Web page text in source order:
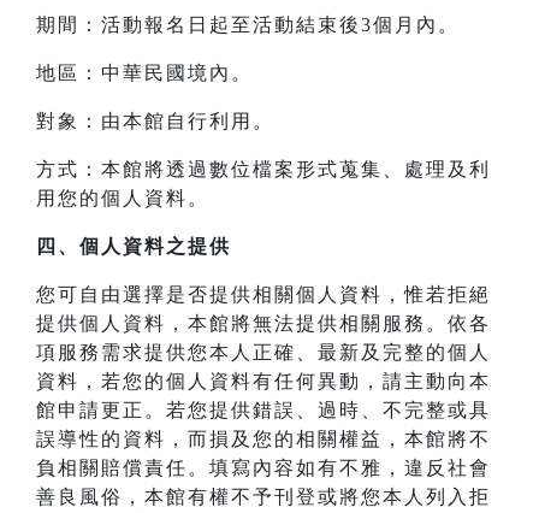
期間：活動報名日起至活動結束後3個月內。
地區：中華民國境內。
對象：由本館自行利用。
方式：本館將透過數位檔案形式蒐集、處理及利
用您的個人資料。
四、 個人資料之提供
您可自由選擇是否提供相關個人資料，惟若拒絕
提供個人資料，本館將無法提供相關服務。依各
項服務需求提供您本人正確、最新及完整的個人
資料，若您的個人資料有任何異動，請主動向本
館申請更正。若您提供錯誤、過時、不完整或具
誤導性的資料，而損及您的相關權益，本館將不
負相關賠償責任。填寫內容如有不雅，違反社會
善良風俗，本館有權不予刊登或將您本人列入拒